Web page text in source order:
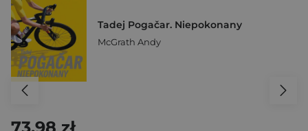
Tadej Pogačar. Niepokonany
McGrath Andy